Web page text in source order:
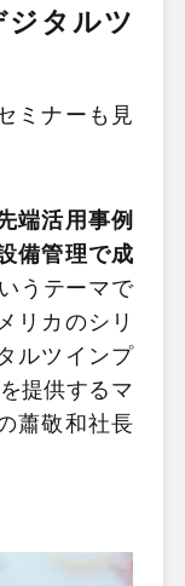
ジタルツ
ミナーも見
端活用事例
備管理で成
うテーマで
リカのシリ
ルツインプ
提供するマ
蕭敬和社長